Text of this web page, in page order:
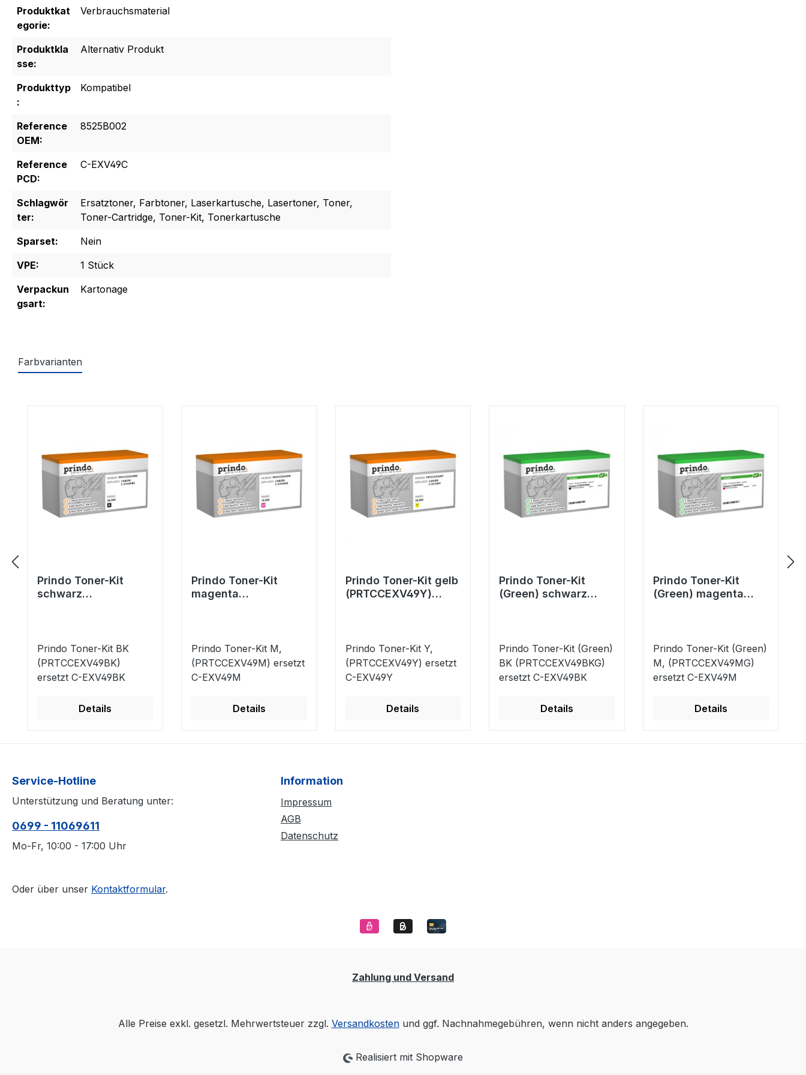
Produktkat
egorie:
Verbrauchsmaterial
Produktkla
sse:
Alternativ Produkt
Produkttyp
:
Kompatibel
Reference
OEM:
8525B002
Reference
PCD:
C-EXV49C
Schlagwör
ter:
Ersatztoner, Farbtoner, Laserkartusche, Lasertoner, Toner,
Toner-Cartridge, Toner-Kit, Tonerkartusche
Sparset:
Nein
VPE:
1 Stück
Verpackun
gsart:
Kartonage
Farbvarianten
Prindo Toner-Kit
schwarz
Prindo Toner-Kit BK
(PRTCCEXV49BK)
ersetzt C-EXV49BK
Details
Prindo Toner-Kit
magenta
Prindo Toner-Kit M,
(PRTCCEXV49M) ersetzt
C-EXV49M
Details
Prindo Toner-Kit gelb
(PRTCCEXV49Y)
Prindo Toner-Kit Y,
(PRTCCEXV49Y) ersetzt
C-EXV49Y
Details
Prindo Toner-Kit
(Green) schwarz
Prindo Toner-Kit (Green)
BK (PRTCCEXV49BKG)
ersetzt C-EXV49BK
Details
Prindo Toner-Kit
(Green) magenta
Prindo Toner-Kit (Green)
M, (PRTCCEXV49MG)
ersetzt C-EXV49M
Details
Service-Hotline
Unterstützung und Beratung unter:
0699 - 11069611
Mo-Fr, 10:00 - 17:00 Uhr
Oder über unser Kontaktformular.
Information
Impressum
AGB
Datenschutz
Zahlung und Versand
Alle Preise exkl. gesetzl. Mehrwertsteuer zzgl. Versandkostenund ggf. Nachnahmegebühren, wenn nicht anders angegeben.
Realisiert mit Shopware